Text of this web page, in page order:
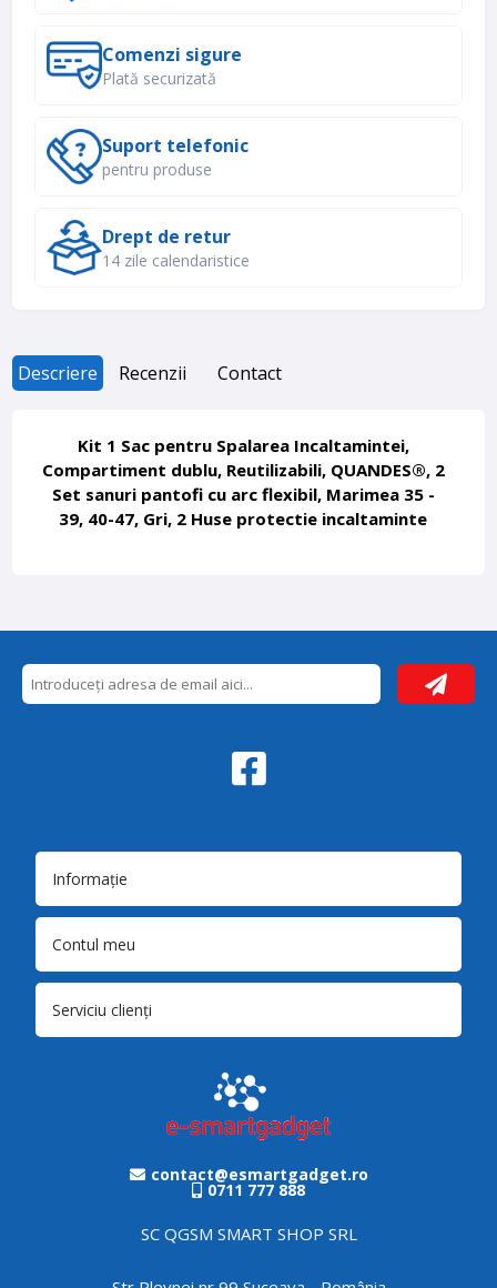
Comenzi sigure
Plată securizată
Suport telefonic
pentru produse
Drept de retur
14 zile calendaristice
Descriere Recenzii Contact
Kit 1 Sac pentru Spalarea Incaltamintei,
Compartiment dublu, Reutilizabili, QUANDES®, 2
Set sanuri pantofi cu arc flexibil, Marimea 35 -
39, 40-47, Gri, 2 Huse protectie incaltaminte
Informație
Contul meu
Serviciu clienți
contact@esmartgadget.ro
0711 777 888
SC QGSM SMART SHOP SRL